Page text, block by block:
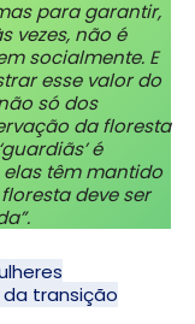
para garantir,
vezes, não é
socialmente. E
esse valor do
só dos
da floresta
é
têm mantido
deve ser
transição